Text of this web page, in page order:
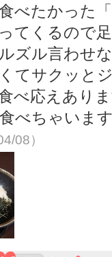
べたかった
てくるので
ズル言わせ
てサクッと
べ応えあり
べちゃいま
08）